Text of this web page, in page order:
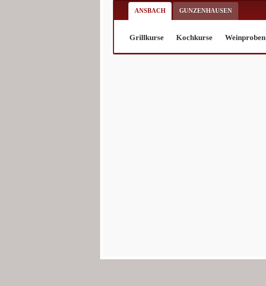
ANSBACH GUNZENHAUSEN
Grillkurse Kochkurse Weinproben